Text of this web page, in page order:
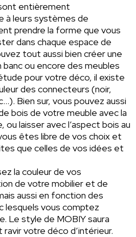
entièrement
à leurs systèmes de
prendre la forme que vous
dans chaque espace de
tout aussi bien créer une
banc ou encore des meubles
pour votre déco, il existe
des connecteurs (noir,
Bien sur, vous pouvez aussi
bois de votre meuble avec la
laisser avec l’aspect bois au
êtes libre de vos choix et
que celles de vos idées et
la couleur de vos
de votre mobilier et de
aussi en fonction des
lesquels vous comptez
Le style de MOBIY saura
votre déco d’intérieur.